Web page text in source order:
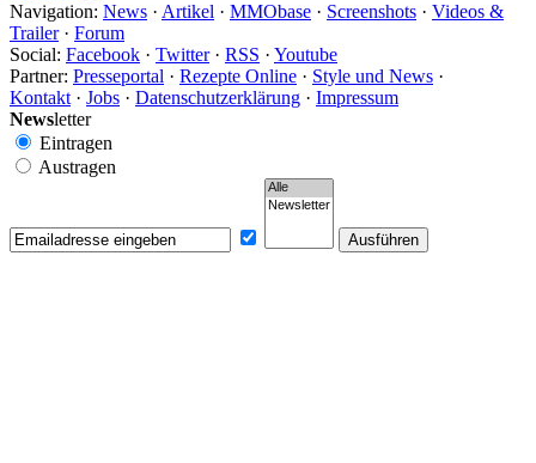
Navigation: News · Artikel · MMObase · Screenshots · Videos &
Trailer· Forum
Social: Facebook · Twitter· RSS · Youtube
Partner: Presseportal · Rezepte Online · Style und News ·
Kontakt · Jobs · Datenschutzerklärung · Impressum
Newsletter
Eintragen
Austragen